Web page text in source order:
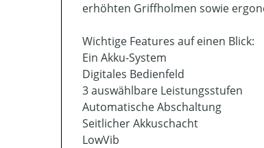
erhöhten Griffholmen sowie
Wichtige Features auf einen Blick:
Ein Akku-System
Digitales Bedienfeld
3 auswählbare Leistungsstufen
Automatische Abschaltung
Seitlicher Akkuschacht
LowVib